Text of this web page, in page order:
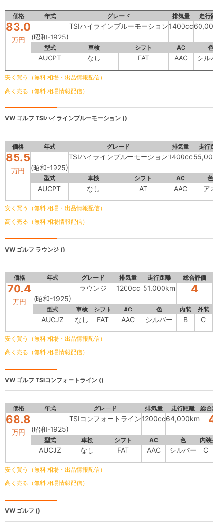
価格 年式 グレード 排気量 走行距
83.0
万円 (昭和-1925)
TSIハイラインブルーモーション1400cc
型式 車検 シフト AC 色
AUCPT なし FAT AAC シル
安く買う（無料 相場・出品情報配信）
高く売る（無料 相場情報配信）
VW ゴルフ TSIハイラインブルーモーション ()
価格 年式 グレード 排気量 走行距
85.5
万円 (昭和-1925)
TSIハイラインブルーモーション1400cc
型式 車検 シフト AC 色
AUCPT なし AT AAC アオ
安く買う（無料 相場・出品情報配信）
高く売る（無料 相場情報配信）
VW ゴルフ ラウンジ ()
価格 年式 グレード 排気量 走行距離 総合評価
70.4
万円 (昭和-1925)
ラウンジ 1200cc 51,000km 4
型式 車検 シフト AC 色 内装 外装
AUCJZ なし FAT AAC シルバー B C
安く買う（無料 相場・出品情報配信）
高く売る（無料 相場情報配信）
VW ゴルフ TSIコンフォートライン ()
価格 年式 グレード 排気量 走行距離 総合
68.8
万円 (昭和-1925)
TSIコンフォートライン1200cc64,000km 4
型式 車検 シフト AC 色 内装
AUCJZ なし FAT AAC シルバー C
安く買う（無料 相場・出品情報配信）
高く売る（無料 相場情報配信）
VW ゴルフ ()